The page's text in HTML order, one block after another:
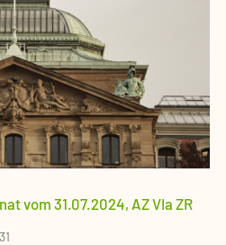
vom 31.07.2024, AZ VIa ZR